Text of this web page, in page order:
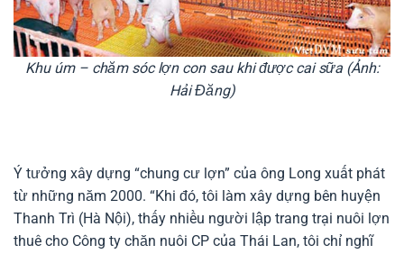
Khu úm – chăm sóc lợn con sau khi được cai sữa (Ảnh:
Hải Đăng)
Ý tưởng xây dựng “chung cư lợn” của ông Long xuất phát
từ những năm 2000. “Khi đó, tôi làm xây dựng bên huyện
Thanh Trì (Hà Nội), thấy nhiều người lập trang trại nuôi lợn
thuê cho Công ty chăn nuôi CP của Thái Lan, tôi chỉ nghĩ